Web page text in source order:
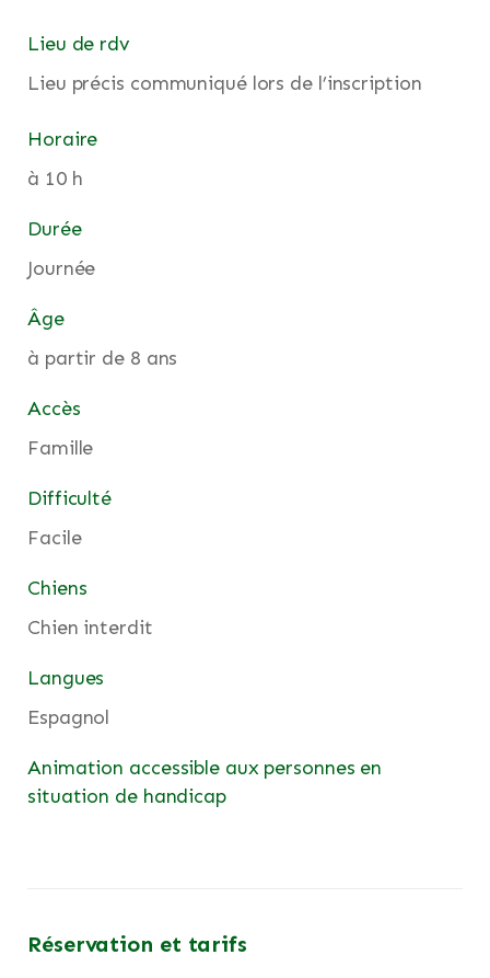
Lieu de rdv
Lieu précis communiqué lors de l’inscription
Horaire
à 10 h
Durée
Journée
Âge
à partir de 8 ans
Accès
Famille
Difficulté
Facile
Chiens
Chien interdit
Langues
Espagnol
Animation accessible aux personnes en
situation de handicap
Réservation et tarifs